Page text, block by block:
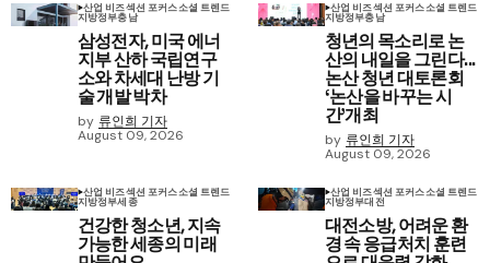
산업 비즈섹션 포커스소셜 트렌드
지방정부충남
삼성전자, 미국 에너
지부 산하 국립연구
소와 차세대 난방 기
술 개발 박차
by 류인희 기자
August 09, 2026
산업 비즈섹션 포커스소셜 트렌드
지방정부충남
청년의 목소리로 논
산의 내일을 그린다...
논산 청년 대토론회
‘논산을 바꾸는 시
간’개최
by 류인희 기자
August 09, 2026
산업 비즈섹션 포커스소셜 트렌드
지방정부세종
건강한 청소년, 지속
가능한 세종의 미래
산업 비즈섹션 포커스소셜 트렌드
지방정부대전
대전소방, 어려운 환
경 속 응급처치 훈련